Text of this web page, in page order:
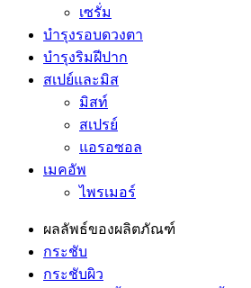
เซรั่ม
บำรุงรอบดวงตา
บำรุงริมฝีปาก
สเปย์และมิส
มิสท์
สเปรย์
แอรอซอล
เมคอัพ
ไพรเมอร์
ผลลัพธ์ของผลิตภัณฑ์
กระชับ
กระชับผิว